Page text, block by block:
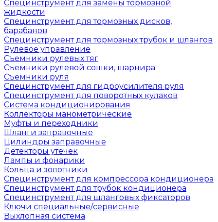
Специнструмент для замены тормозной
жидкости
Специнструмент для тормозных дисков,
барабанов
Специнструмент для тормозных трубок и шлангов
Рулевое управление
Съемники рулевых тяг
Съемники рулевой сошки, шарнира
Съемники руля
Специнструмент для гидроусилителя руля
Специнструмент для поворотных кулаков
Система кондиционирования
Коллекторы манометрические
Муфты и переходники
Шланги заправочные
Цилиндры заправочные
Детекторы утечек
Лампы и фонарики
Кольца и золотники
Специнструмент для компрессора кондиционера
Специнструмент для трубок кондиционера
Специнструмент для шланговых фиксаторов
Ключи специальные/сервисные
Выхлопная система